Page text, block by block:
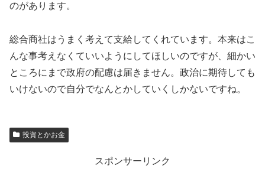
のがあります。
総合商社はうまく考えて支給してくれています。本来はこ
んな事考えなくていいようにしてほしいのですが、細かい
ところにまで政府の配慮は届きません。政治に期待しても
いけないので自分でなんとかしていくしかないですね。
投資とかお金
スポンサーリンク